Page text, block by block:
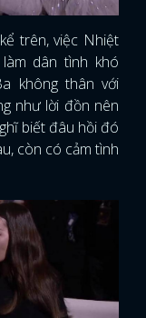
trên, việc Nhiệt
dân tình khó
không thân với
như lời đồn nên
biết đâu hồi đó
còn có cảm tình